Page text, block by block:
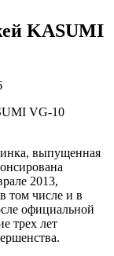
KASUMI
выпущенная
2013,
том числе и в
официальной
трех лет